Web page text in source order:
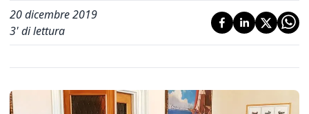
20 dicembre 2019
3' di lettura